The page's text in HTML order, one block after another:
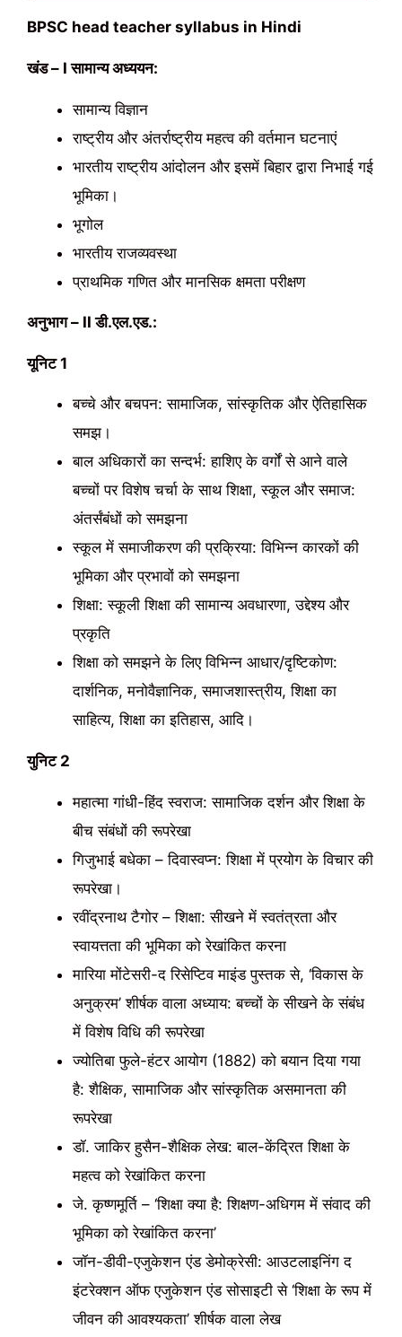
BPSC head teacher syllabus in Hindi
खंड – I सामान्य अध्ययन:
सामान्य विज्ञान
राष्ट्रीय और अंतर्राष्ट्रीय महत्व की वर्तमान घटनाएं
भारतीय राष्ट्रीय आंदोलन और इसमें बिहार द्वारा निभाई गई
भूमिका।
भूगोल
भारतीय राजव्यवस्था
प्राथमिक गणित और मानसिक क्षमता परीक्षण
अनुभाग – II डी.एल.एड.:
यूनिट 1
बच्चे और बचपन: सामाजिक, सांस्कृतिक और ऐतिहासिक
समझ।
बाल अधिकारों का सन्दर्भ: हाशिए के वर्गों से आने वाले
बच्चों पर विशेष चर्चा के साथ शिक्षा, स्कूल और समाज:
अंतर्संबंधों को समझना
स्कूल में समाजीकरण की प्रक्रिया: विभिन्न कारकों की
भूमिका और प्रभावों को समझना
शिक्षा: स्कूली शिक्षा की सामान्य अवधारणा, उद्देश्य और
प्रकृति
शिक्षा को समझने के लिए विभिन्न आधार/दृष्टिकोण:
दार्शनिक, मनोवैज्ञानिक, समाजशास्त्रीय, शिक्षा का
साहित्य, शिक्षा का इतिहास, आदि।
युनिट 2
महात्मा गांधी-हिंद स्वराज: सामाजिक दर्शन और शिक्षा के
बीच संबंधों की रूपरेखा
गिजुभाई बधेका – दिवास्वप्न: शिक्षा में प्रयोग के विचार की
रूपरेखा।
रवींद्रनाथ टैगोर – शिक्षा: सीखने में स्वतंत्रता और
स्वायत्तता की भूमिका को रेखांकित करना
मारिया मोंटेसरी-द रिसेप्टिव माइंड पुस्तक से, ‘विकास के
अनुक्रम’ शीर्षक वाला अध्याय: बच्चों के सीखने के संबंध
में विशेष विधि की रूपरेखा
ज्योतिबा फुले-हंटर आयोग (1882) को बयान दिया गया
है: शैक्षिक, सामाजिक और सांस्कृतिक असमानता की
रूपरेखा
डॉ. जाकिर हुसैन-शैक्षिक लेख: बाल-केंद्रित शिक्षा के
महत्व को रेखांकित करना
जे. कृष्णमूर्ति – ‘शिक्षा क्या है: शिक्षण-अधिगम में संवाद की
भूमिका को रेखांकित करना’
जॉन-डीवी-एजुकेशन एंड डेमोक्रेसी: आउटलाइनिंग द
इंटरेक्शन ऑफ एजुकेशन एंड सोसाइटी से ‘शिक्षा के रूप में
जीवन की आवश्यकता’ शीर्षक वाला लेख